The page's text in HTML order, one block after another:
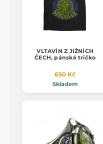
VLTAVÍN Z JIŽNÍCH
ČECH, pánské tričko
650 Kč
Skladem